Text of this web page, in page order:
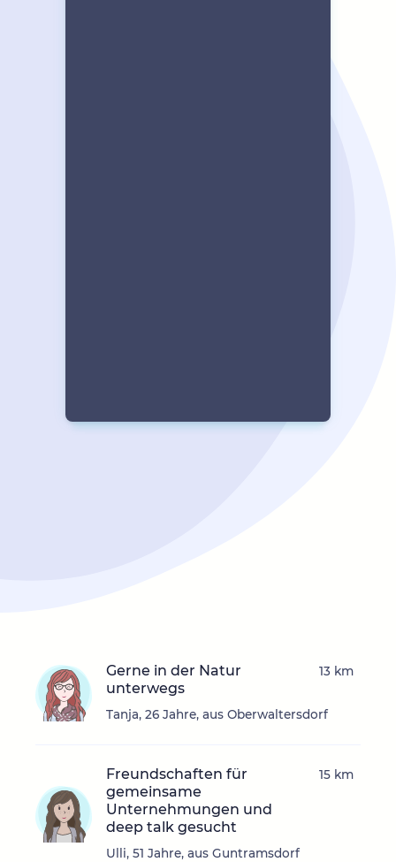
Gerne in der Natur
unterwegs
Tanja, 26 Jahre, aus Oberwaltersdorf
13 km
Freundschaften für
gemeinsame
Unternehmungen und
deep talk gesucht
Ulli, 51 Jahre, aus Guntramsdorf
15 km